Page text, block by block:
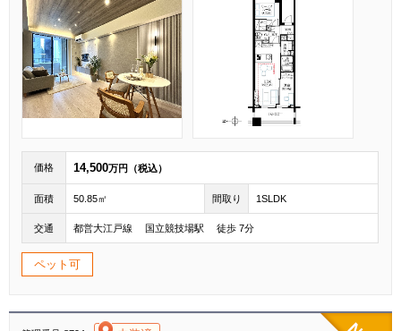
価格 14,500万円（税込）
面積 50.85㎡ 間取り 1SLDK
交通 都営大江戸線 国立競技場駅 徒歩 7分
ペット可